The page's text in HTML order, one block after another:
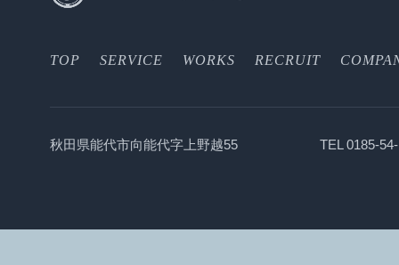
TOP SERVICE WORKS RECRUIT
秋田県能代市向能代字上野越55 TEL 0185-